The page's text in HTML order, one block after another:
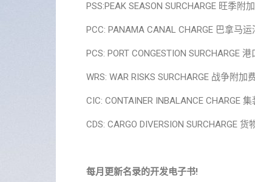
PSS:PEAK SEASON SURCHARGE 旺季附
PCC: PANAMA CANAL CHARGE 巴拿马
PCS: PORT CONGESTION SURCHARGE
WRS: WAR RISKS SURCHARGE 战争附加
CIC: CONTAINER INBALANCE CHARGE
CDS: CARGO DIVERSION SURCHARGE
每月更新名录的开发电子书!